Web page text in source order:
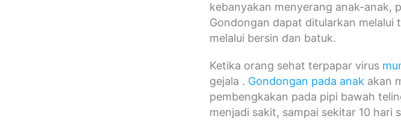
kebanyakan menyerang anak-anak,
Gondongan dapat ditularkan
melalui bersin dan batuk.
Ketika orang sehat terpapar virus
gejala . Gondongan pada anak akan
pembengkakan pada pipi bawah
menjadi sakit, sampai sekitar 10 hari